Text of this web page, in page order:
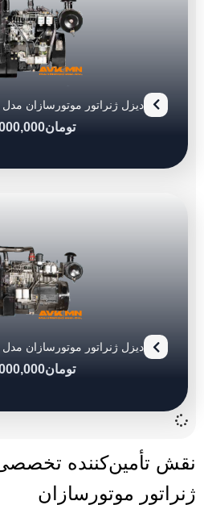
تومان
تومان
نقش تأمین‌کننده
ژنراتور موتورسازان